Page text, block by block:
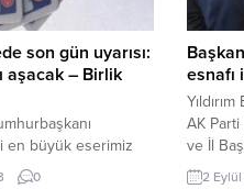
son gün uyarısı:
aşacak – Birlik
en büyük eserimiz
İçeriği Görüntüle
0
esnafı
AK
ve İl
baştan
2